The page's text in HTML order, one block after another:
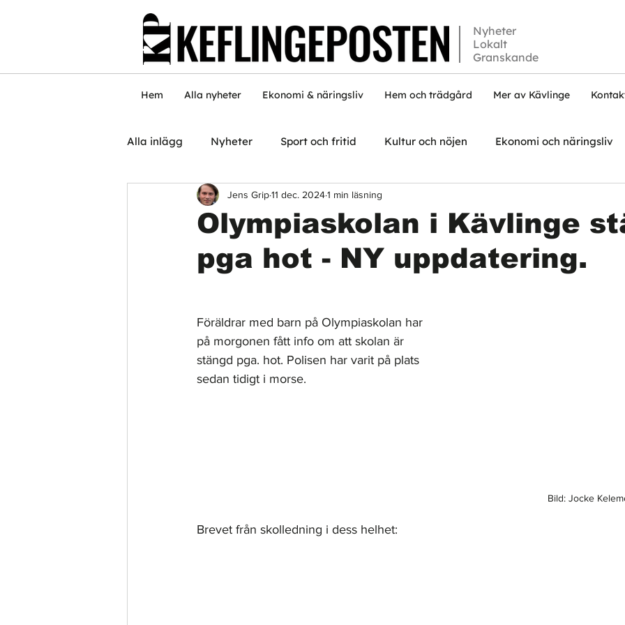
Nyheter
Lokalt
Granskande
Hem Alla nyheter Ekonomi & näringsliv Hem och trädgård Mer av Kävlinge
Alla inlägg Nyheter Sport och fritid Kultur och nöjen Ekonomi och näringsliv
Olympiaskolan i Kävlinge
pga hot - NY uppdatering.
Jens Grip11 dec. 20241 min läsning
Bild: Jocke
Föräldrar med barn på Olympiaskolan har
på morgonen fått info om att skolan är
stängd pga. hot. Polisen har varit på plats
sedan tidigt i morse.
Brevet från skolledning i dess helhet: